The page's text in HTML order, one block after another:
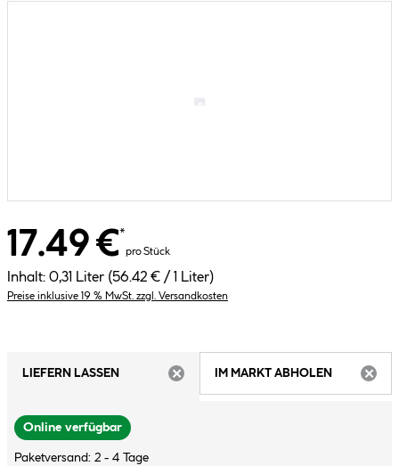
17.49 €*
pro Stück
Inhalt: 0,31 Liter (56.42 € / 1 Liter)
Preise inklusive 19 % MwSt. zzgl. Versandkosten
LIEFERN LASSEN
IM MARKT ABHOLEN
Online verfügbar
Paketversand: 2 - 4 Tage